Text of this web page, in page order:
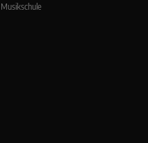
Musikschule